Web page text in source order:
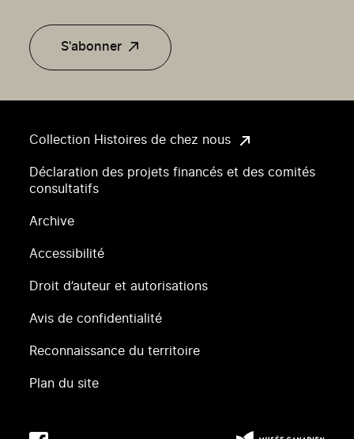
Collection Histoires de chez nous
Déclaration des projets financés et des comités
consultatifs
Archive
Accessibilité
Droit d’auteur et autorisations
Avis de confidentialité
Reconnaissance du territoire
Plan du site
S'abonner